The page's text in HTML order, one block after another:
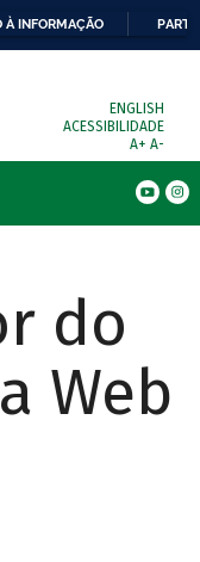
À INFORMAÇÃO
ENGLISH
ACESSIBILIDADE
A+ A-
do
Web